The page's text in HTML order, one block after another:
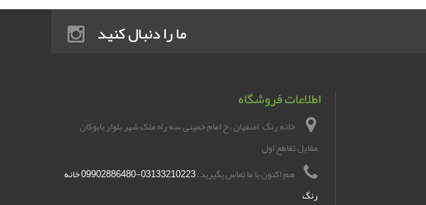
ما را دنبال کنید
اطلاعات فروشگاه
خانه رنگ , اصفهان ، خ امام خمینی سه راه ملک شهر بلوار بابوکان
مقابل تقاطع اول
هم اکنون با ما تماس بگیرید:
03133210223-09902886480 خانه
رنگ